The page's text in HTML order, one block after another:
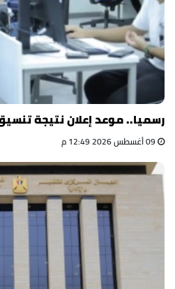
رسميا.. موعد إعلان نتيجة تنسيق